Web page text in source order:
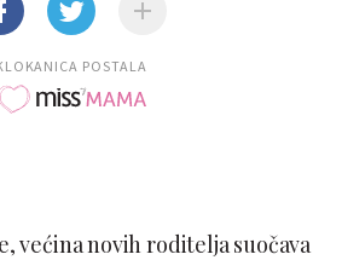
POSTALA
većina novih roditelja suočava